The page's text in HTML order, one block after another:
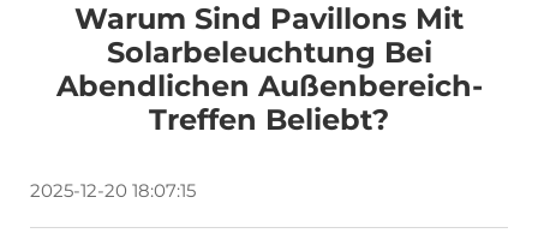
Warum Sind Pavillons Mit
Solarbeleuchtung Bei
Abendlichen Außenbereich-
Treffen Beliebt?
2025-12-20 18:07:15